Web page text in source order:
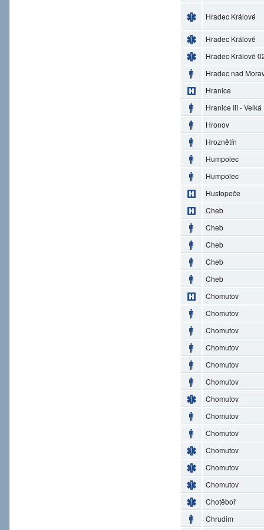
Hradec Králové
Hradec Králové
Hradec Králové
Hradec nad
Hranice
Hranice III - Velká
Hronov
Hroznětín
Humpolec
Humpolec
Hustopeče
Cheb
Cheb
Cheb
Cheb
Cheb
Chomutov
Chomutov
Chomutov
Chomutov
Chomutov
Chomutov
Chomutov
Chomutov
Chomutov
Chomutov
Chomutov
Chomutov
Chotěboř
Chrudim